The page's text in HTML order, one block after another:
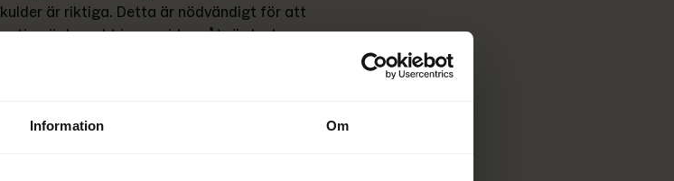
Information Om
är riktiga. Detta är nödvändigt för att
är korrekt innan vidare åtgärder kan
– Om gäldenären eller någon
tillägg i bouppteckningen, ska detta
Konkursförvaltaren ska